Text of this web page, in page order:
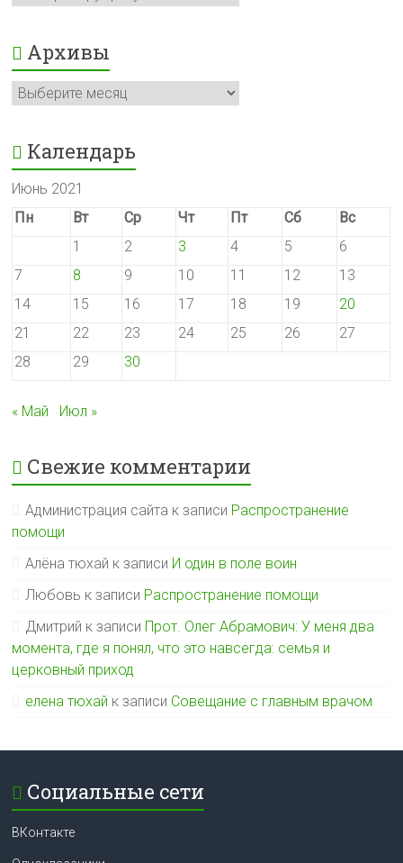
Архивы
Архивы
Календарь
Июнь 2021
Пн
Вт Ср Чт Пт Сб
Вс
1
2 3 4 5
6
7
8 9 10 11 12
13
14
15 16 17 18 19
20
21
22 23 24 25 26
27
28
29 30
« Май Июл »
Свежие комментарии
Администрация сайта к записи Распространение
помощи
Алёна тюхай к записи И один в поле воин
Любовь к записи Распространение помощи
Дмитрий к записи Прот. Олег Абрамович: У меня два
момента, где я понял, что это навсегда: семья и
церковный приход
елена тюхай к записи Совещание с главным врачом
Социальные сети
ВКонтакте